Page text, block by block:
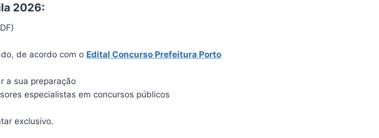
2026:
de acordo com o Edital Concurso Prefeitura Porto
a sua preparação
especialistas em concursos públicos
exclusivo.